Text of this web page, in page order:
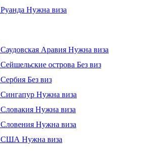
Руанда Нужна виза
Саудовская Аравия Нужна виза
Сейшельские острова Без виз
Сербия Без виз
Сингапур Нужна виза
Словакия Нужна виза
Словения Нужна виза
США Нужна виза